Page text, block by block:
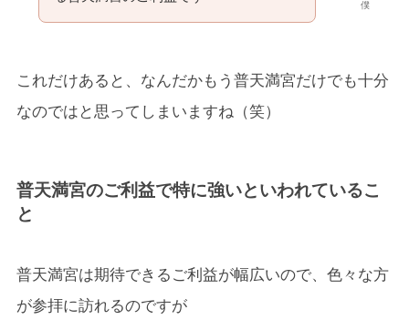
僕
これだけあると、なんだかもう普天満宮だけでも十分
なのではと思ってしまいますね（笑）
普天満宮のご利益で特に強いといわれているこ
と
普天満宮は期待できるご利益が幅広いので、色々な方
が参拝に訪れるのですが